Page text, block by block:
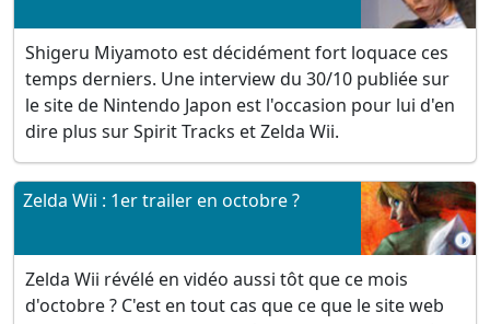
Shigeru Miyamoto est décidément fort loquace ces
temps derniers. Une interview du 30/10 publiée sur
le site de Nintendo Japon est l'occasion pour lui d'en
dire plus sur Spirit Tracks et Zelda Wii.
Zelda Wii : 1er trailer en octobre ?
Zelda Wii révélé en vidéo aussi tôt que ce mois
d'octobre ? C'est en tout cas que ce que le site web